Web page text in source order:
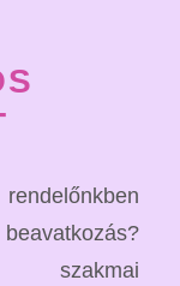
szakmai